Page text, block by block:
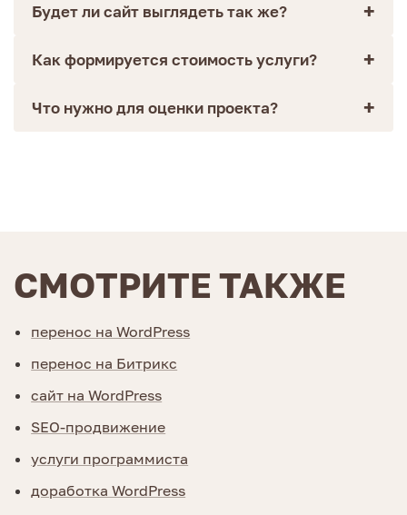
Будет ли сайт выглядеть так же?
Как формируется стоимость услуги?
Что нужно для оценки проекта?
СМОТРИТЕ ТАКЖЕ
перенос на WordPress
перенос на Битрикс
сайт на WordPress
SEO-продвижение
услуги программиста
доработка WordPress